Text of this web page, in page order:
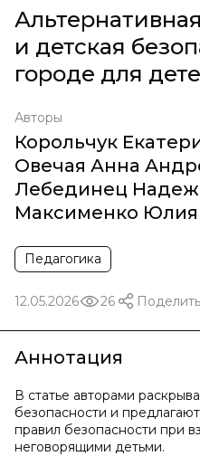
и детская
городе для
Авторы
Корольчук
Овечая Анна
Лебединец
Максименко Юлия
Педагогика
12.05.2026 26
Аннотация
В статье авторами
безопасности и
правил безопасности при
неговорящими детьми.